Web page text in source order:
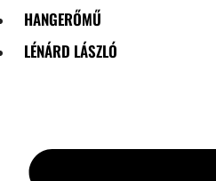
HANGERŐMŰ
LÉNÁRD LÁSZLÓ